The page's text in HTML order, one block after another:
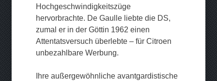
Hochgeschwindigkeitszüge
hervorbrachte. De Gaulle liebte die DS,
zumal er in der Göttin 1962 einen
Attentatsversuch überlebte – für Citroen
unbezahlbare Werbung.
Ihre außergewöhnliche avantgardistische